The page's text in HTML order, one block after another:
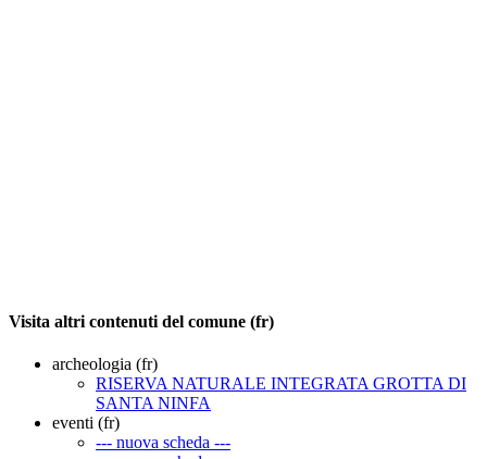
Visita altri contenuti del comune (fr)
archeologia (fr)
RISERVA NATURALE INTEGRATA GROTTA DI
SANTA NINFA
eventi (fr)
--- nuova scheda ---